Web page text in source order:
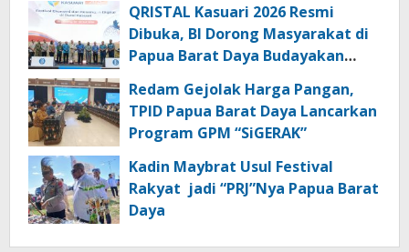
QRISTAL Kasuari 2026 Resmi
Dibuka, BI Dorong Masyarakat di
Papua Barat Daya Budayakan
Redam Gejolak Harga Pangan,
TPID Papua Barat Daya Lancarkan
Program GPM “SiGERAK”
Kadin Maybrat Usul Festival
Rakyat jadi “PRJ”Nya Papua Barat
Daya